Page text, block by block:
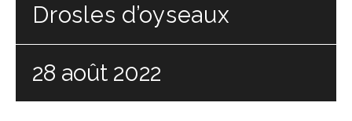
Drosles d’oyseaux
28 août 2022